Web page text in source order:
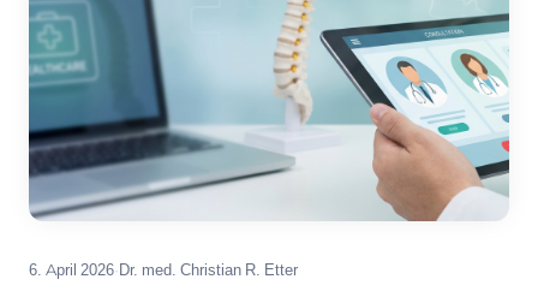
6. April 2026·Dr. med. Christian R. Etter